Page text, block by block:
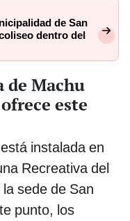
de San
dentro del
de Machu
este
instalada en
Recreativa del
sede de San
punto, los